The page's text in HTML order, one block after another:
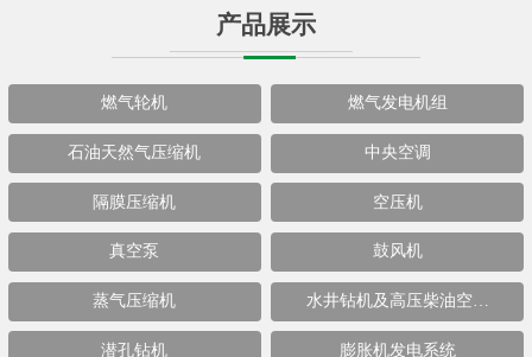
产品展示
燃气轮机 燃气发电机组
石油天然气压缩机 中央空调
隔膜压缩机 空压机
真空泵 鼓风机
蒸气压缩机 水井钻机及高压柴油空…
潜孔钻机 膨胀机发电系统